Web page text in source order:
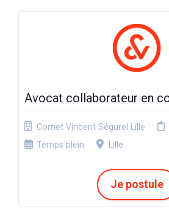
Avocat collaborateur en
Cornet Vincent Ségurel Lille
Temps plein
Lille
Je postule